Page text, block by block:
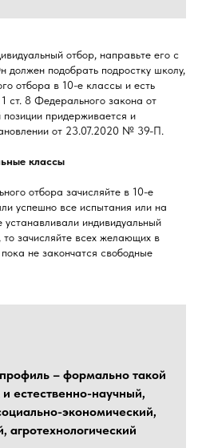
отбор, направьте его с
должен подобрать подростку школу,
отбора в 10-е классы и есть
ст. 8 Федерального закона от
придерживается и
от 23.07.2020 № 39-П.
классы
отбора зачисляйте в 10-е
успешно все испытания или на
индивидуальный
зачисляйте всех желающих в
не закончатся свободные
– формально такой
естественно-научный,
экономический,
агротехнологический